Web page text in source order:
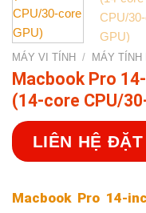
MÁY VI TÍNH / MÁY TÍNH
Macbook Pro
(14-core CPU/
LIÊN HỆ ĐẶT
Macbook Pro 14-